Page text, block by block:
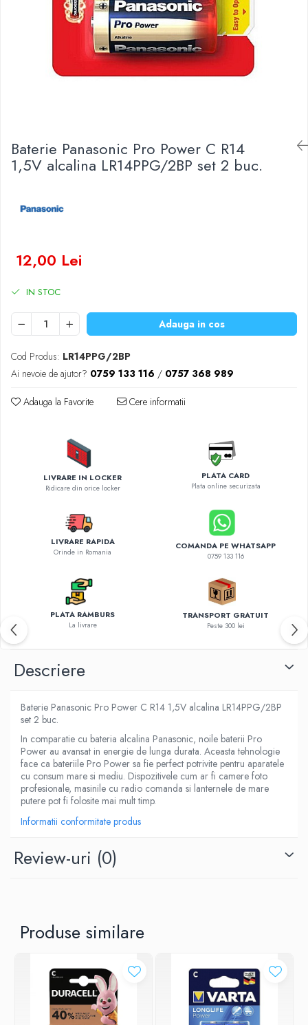
Prelungitoare
Stabilizatoare tensiune
Diverse gadgeturi
Accesorii auto
Roboti pornire
Diverse accesorii auto
Carcase protectie NOCO BOOST
Invertoare Auto
Incarcator masina electrica
Compresoare
Baterii Zinc-Aer
Baterie Panasonic Pro Power C R14
1,5V alcalina LR14PPG/2BP set 2 buc.
12,00 Lei
IN STOC
Adauga in cos
Cod Produs: LR14PPG/2BP
Ai nevoie de ajutor? 0759 133 116 / 0757 368 989
Adauga la Favorite Cere informatii
LIVRARE IN LOCKER
Ridicare din orice locker
PLATA CARD
Plata online securizata
LIVRARE RAPIDA
Orinde in Romania
COMANDA PE WHATSAPP
0759 133 116
PLATA RAMBURS
La livrare
TRANSPORT GRATUIT
Peste 300 lei
Descriere
Baterie Panasonic Pro Power C R14 1,5V alcalina LR14PPG/2BP
set 2 buc.
In comparatie cu bateria alcalina Panasonic, noile baterii Pro
Power au avansat in energie de lunga durata. Aceasta tehnologie
face ca bateriile Pro Power sa fie perfect potrivite pentru aparatele
cu consum mare si mediu. Dispozitivele cum ar fi camere foto
profesionale, masinile cu radio comanda si lanternele de mare
putere pot fi folosite mai mult timp.
Informatii conformitate produs
Review-uri (0)
Produse similare